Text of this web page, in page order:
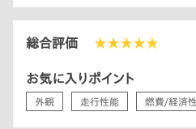
総合評価 ★★★★★
お気に入りポイント
外観 走行性能 燃費/経済性